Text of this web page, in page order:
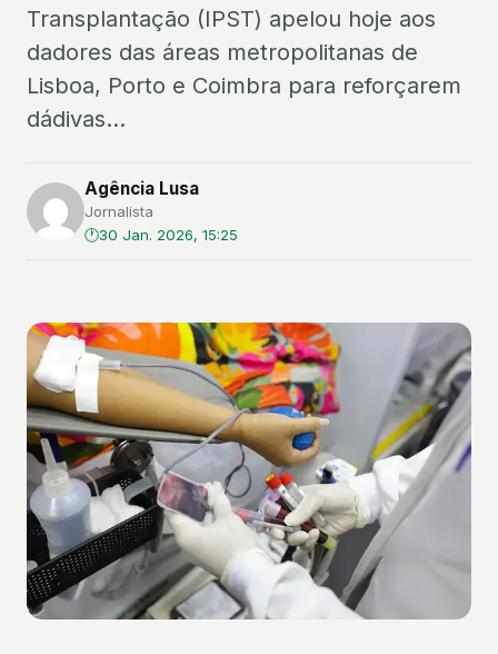
Transplantação (IPST) apelou hoje aos
dadores das áreas metropolitanas de
Lisboa, Porto e Coimbra para reforçarem
dádivas...
Agência Lusa
Jornalista
30 Jan. 2026, 15:25